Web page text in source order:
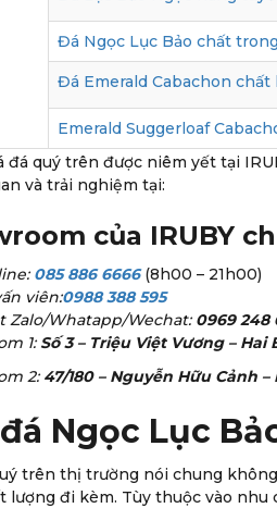
Đá Ngọc Lục Bảo chất
Đá Emerald Cabachon chất
Emerald Suggerloaf
đá quý trên được niêm yết tại
và trải nghiệm tại:
của IRUBY
085 886 6666(8h00 – 21h00)
viên:0988 388 595
Zalo/Whatapp/Wechat: 0969 248
1: Số 3 – Triệu Việt Vương – Hai
2: 47/180 – Nguyễn Hữu Cảnh
Ngọc Lục
trên thị trường nói chung
lượng đi kèm. Tùy thuộc vào nhu